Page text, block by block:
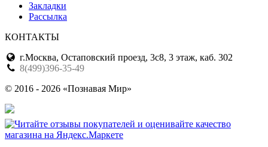
Закладки
Рассылка
КОНТАКТЫ
г.Москва, Остаповский проезд, 3с8, 3 этаж, каб. 302
8(499)396-35-49
© 2016 - 2026 «Познавая Мир»